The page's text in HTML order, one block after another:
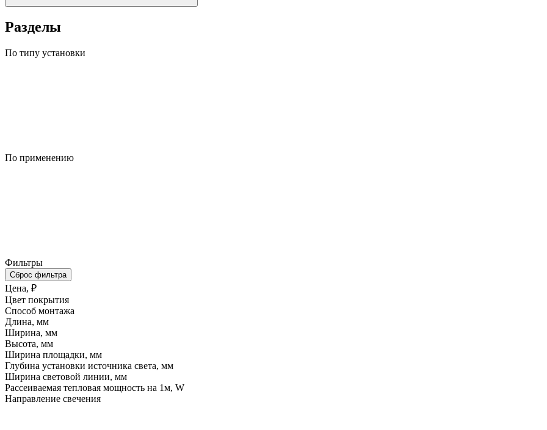
Разделы
По типу установки
По применению
Фильтры
Сброс фильтра
Цена, ₽
Цвет покрытия
Способ монтажа
Длина, мм
Ширина, мм
Высота, мм
Ширина площадки, мм
Глубина установки источника света, мм
Ширина световой линии, мм
Рассеиваемая тепловая мощность на 1м, W
Направление свечения